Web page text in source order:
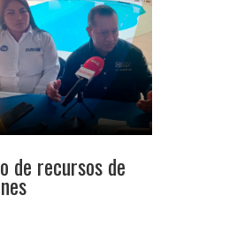
de recursos de